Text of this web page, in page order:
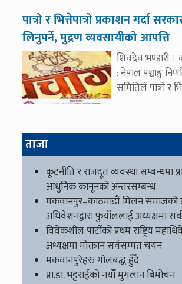
पात्रो र भित्तेपात्रो प्रकाशन गर्दा
लिनुपर्ने, मुद्रण व्यवसायीको आपत्ति
शिवदेव भण्डारी ।
: नेपाल पञ्चाङ्ग
समितिले पात्रो र
ताजा
कूटनीति र राजदूत व्यवस्था सम्बन्धमा
आधुनिक कानूनको अन्तरसम्बन्ध
मकवानपुर–काठमाडौं मिलन समाजको
अधिवेशनद्वारा फुयाँललाई अध्यक्षमा
विवेकशील पार्टीको प्रथम राष्ट्रिय
अध्यक्षमा मोक्तान सर्वसम्मत चयन
मकवानपुरेहरु गोलबद्ध हुँदै
प्रा.डा. भट्टराईको नयाँँ मुगलान बिमोचन